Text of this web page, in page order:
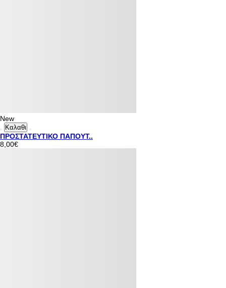
New
Καλαθι
ΠΡΟΣΤΑΤΕΥΤΙΚΟ ΠΑΠΟΥΤ..
8,00€